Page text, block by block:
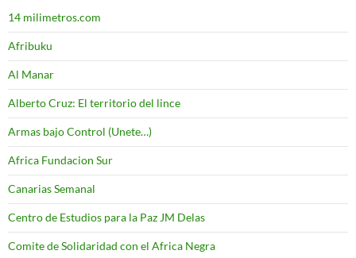
14 milimetros.com
Afribuku
Al Manar
Alberto Cruz: El territorio del lince
Armas bajo Control (Unete…)
Africa Fundacion Sur
Canarias Semanal
Centro de Estudios para la Paz JM Delas
Comite de Solidaridad con el Africa Negra